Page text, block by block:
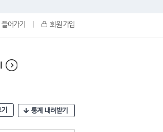
들어가기 회원 가입
통계 내려받기